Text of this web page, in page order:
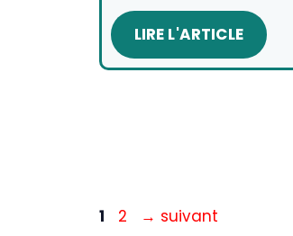
LIRE L'ARTICLE
Page
1 Page
2 → suivant